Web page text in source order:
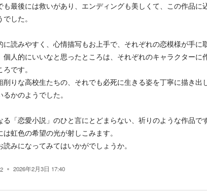
も最後には救いがあり、エンディングも美しくて、この作品に
した。
に読みやすく、心情描写もお上手で、それぞれの恋模様が手に
個人的にいいなと思ったところは、それぞれのキャラクターに
です。
削りな高校生たちの、それでも必死に生きる姿を丁寧に描き出
るかのようでした。
る「恋愛小説」のひと言にとどまらない、祈りのような作品です
は虹色の希望の光が射しこみます。
読みになってみてはいかがでしょうか。
2 2026年2月3日 17:40